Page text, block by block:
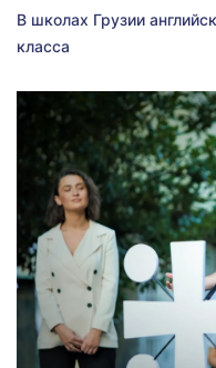
В школах Грузии
класса